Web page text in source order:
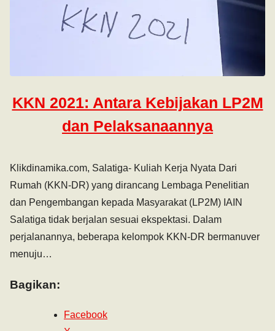
KKN 2021: Antara Kebijakan LP2M
dan Pelaksanaannya
Klikdinamika.com, Salatiga- Kuliah Kerja Nyata Dari
Rumah (KKN-DR) yang dirancang Lembaga Penelitian
dan Pengembangan kepada Masyarakat (LP2M) IAIN
Salatiga tidak berjalan sesuai ekspektasi. Dalam
perjalanannya, beberapa kelompok KKN-DR bermanuver
menuju…
Bagikan:
Facebook